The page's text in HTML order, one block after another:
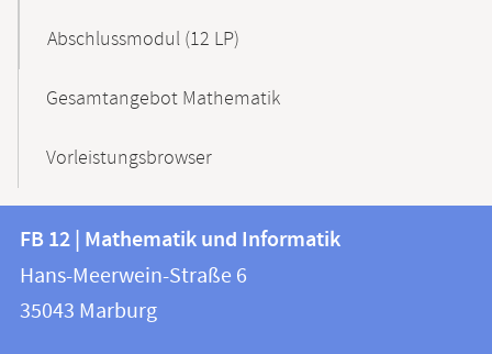
Abschlussmodul (12 LP)
Gesamtangebot Mathematik
Vorleistungsbrowser
Kontakt
und
Informationen
FB
12
|
FB 12 | Mathematik und Informatik
Hans-Meerwein-Straße 6
35043 Marburg